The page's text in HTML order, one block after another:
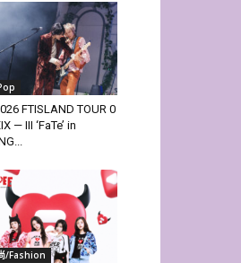
FTISLAND TOUR 0
— III ‘FaTe’ in
/Fashion